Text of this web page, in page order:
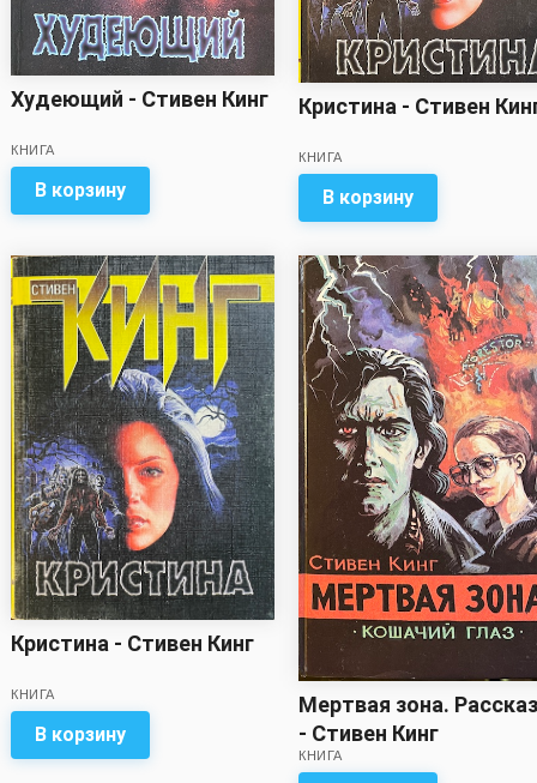
Худеющий - Стивен Кинг
КНИГА
В корзину
Кристина - Стивен
КНИГА
В корзину
Кристина - Стивен Кинг
КНИГА
В корзину
Мертвая зона.
- Стивен Кинг
КНИГА